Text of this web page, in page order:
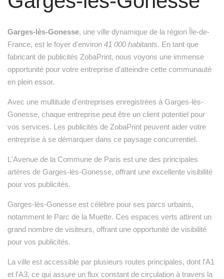
Garges-lès-Gonesse, une ville dynamique de la région Île-de-
France, est le foyer d'environ 41 000 habitants. En tant que
fabricant de publicités ZobaPrint, nous voyons une immense
opportunité pour votre entreprise d'atteindre cette communauté
en plein essor.
Avec une multitude d'entreprises enregistrées à Garges-lès-
Gonesse, chaque entreprise peut être un client potentiel pour
vos services. Les publicités de ZobaPrint peuvent aider votre
entreprise à se démarquer dans ce paysage concurrentiel.
L'Avenue de la Commune de Paris est une des principales
artères de Garges-lès-Gonesse, offrant une excellente visibilité
pour vos publicités.
Garges-lès-Gonesse est célèbre pour ses parcs urbains,
notamment le Parc de la Muette. Ces espaces verts attirent un
grand nombre de visiteurs, offrant une opportunité de visibilité
pour vos publicités.
La ville est accessible par plusieurs routes principales, dont l'A1
et l'A3, ce qui assure un flux constant de circulation à travers la